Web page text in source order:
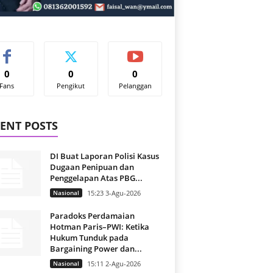
0
Fans
0
Pengikut
0
Pelanggan
POSTS
DI Buat Laporan Polisi Kasus
Dugaan Penipuan dan
Penggelapan Atas PBG...
Nasional 15:23 3-Agu-2026
Paradoks Perdamaian
Hotman Paris–PWI: Ketika
Hukum Tunduk pada
Bargaining Power dan...
Nasional 15:11 2-Agu-2026